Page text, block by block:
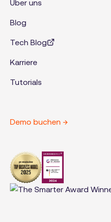
Über uns
Blog
Tech Blog
Karriere
Tutorials
Demo buchen →